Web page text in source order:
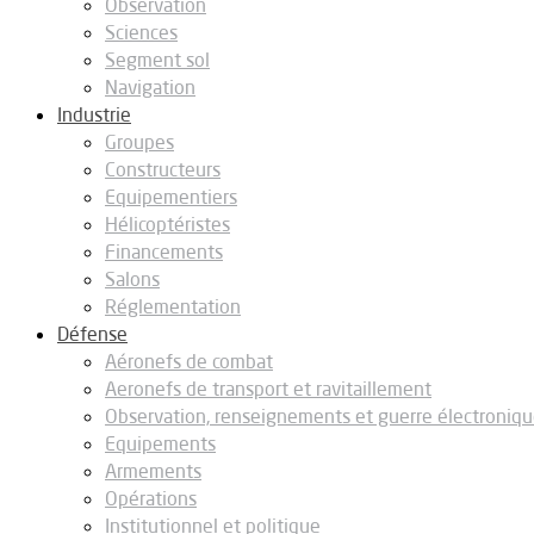
Observation
Sciences
Segment sol
Navigation
Industrie
Groupes
Constructeurs
Equipementiers
Hélicoptéristes
Financements
Salons
Réglementation
Défense
Aéronefs de combat
Aeronefs de transport et ravitaillement
Observation, renseignements et guerre
Equipements
Armements
Opérations
Institutionnel et politique